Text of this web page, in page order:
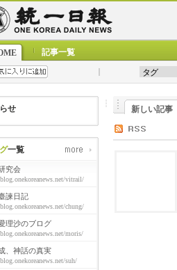
記事一覧
せ
一覧
究会
vitrail/
諫日記
chung/
理沙のブログ
moris/
、神話の真実
suh/
新しい記事